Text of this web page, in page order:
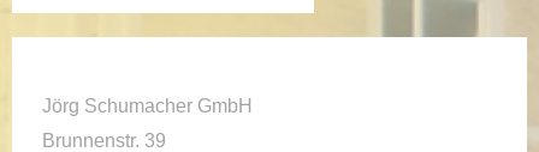
Jörg Schumacher GmbH
Brunnenstr. 39